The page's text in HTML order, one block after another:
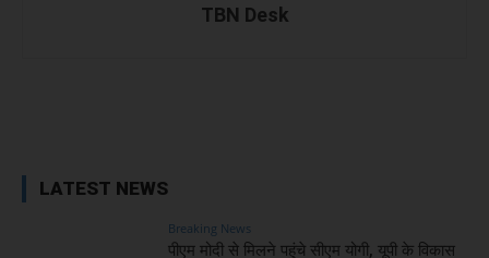
TBN Desk
LATEST NEWS
Breaking News
पीएम मोदी से मिलने पहुंचे सीएम योगी, यूपी के विकास